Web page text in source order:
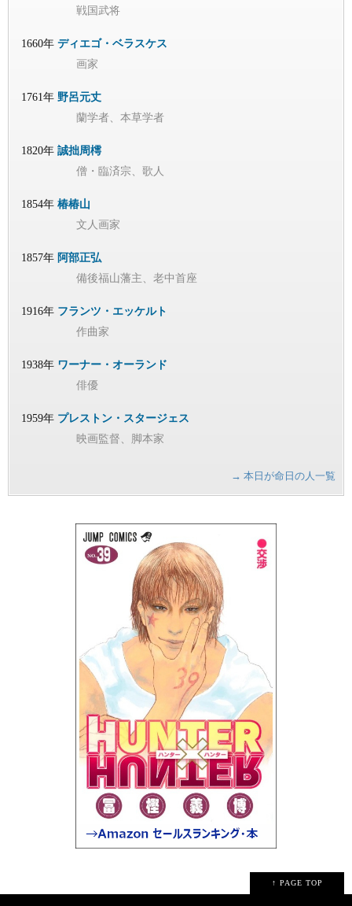
戦国武将
1660年 ディエゴ・ベラスケス
画家
1761年 野呂元丈
蘭学者、本草学者
1820年 誠拙周樗
僧・臨済宗、歌人
1854年 椿椿山
文人画家
1857年 阿部正弘
備後福山藩主、老中首座
1916年 フランツ・エッケルト
作曲家
1938年 ワーナー・オーランド
俳優
1959年 プレストン・スタージェス
映画監督、脚本家
→ 本日が命日の人一覧
↑ PAGE TOP